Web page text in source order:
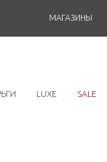
МАГАЗИНЫ
LUXE SALE